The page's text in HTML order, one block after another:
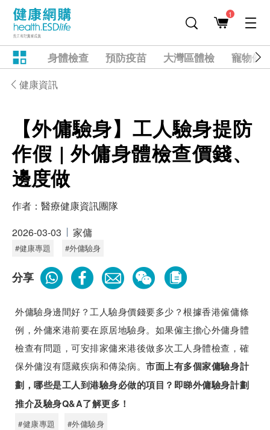
1
身體檢查 預防疫苗 大灣區體檢 寵物健
健康資訊
【外傭驗身】工人驗身提防
作假 | 外傭身體檢查價錢、
邊度做
作者： 醫療健康資訊團隊
2026-03-03
家傭
#健康專題 #外傭驗身
分享
外傭驗身邊間好？工人驗身價錢要多少？根據香港僱傭條
例，外傭來港前要在原居地驗身。如果僱主擔心外傭身體
檢查有問題，可安排家傭來港後做多次工人身體檢查，確
保外傭沒有隱藏疾病和傳染病。市面上有多個家傭驗身計
劃，哪些是工人到港驗身必做的項目？即睇外傭驗身計劃
推介及驗身Q&A了解更多！
#健康專題 #外傭驗身